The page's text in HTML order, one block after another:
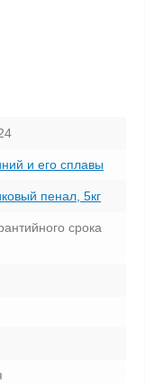
и его сплавы
пенал, 5кг
срока